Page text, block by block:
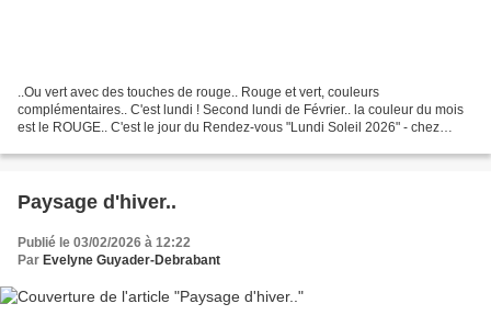
..Ou vert avec des touches de rouge.. Rouge et vert, couleurs
complémentaires.. C'est lundi ! Second lundi de Février.. la couleur du mois
est le ROUGE.. C'est le jour du Rendez-vous "Lundi Soleil 2026" - chez
Paysage d'hiver..
Publié le 03/02/2026 à 12:22
Par Evelyne Guyader-Debrabant